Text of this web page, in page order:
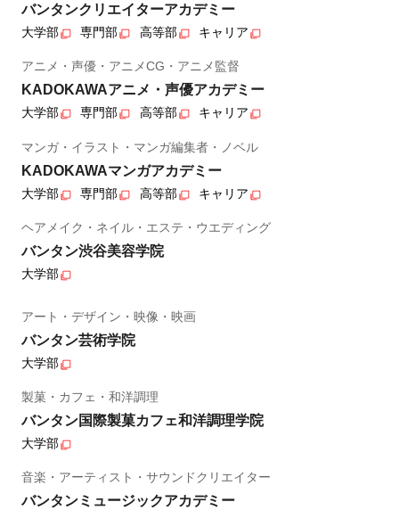
バンタンクリエイターアカデミー
大学部 専門部 高等部 キャリア
アニメ・声優・アニメCG・アニメ監督
KADOKAWAアニメ・声優アカデミー
大学部 専門部 高等部 キャリア
マンガ・イラスト・マンガ編集者・ノベル
KADOKAWAマンガアカデミー
大学部 専門部 高等部 キャリア
ヘアメイク・ネイル・エステ・ウエディング
バンタン渋谷美容学院
大学部
アート・デザイン・映像・映画
バンタン芸術学院
大学部
製菓・カフェ・和洋調理
バンタン国際製菓カフェ和洋調理学院
大学部
音楽・アーティスト・サウンドクリエイター
バンタンミュージックアカデミー